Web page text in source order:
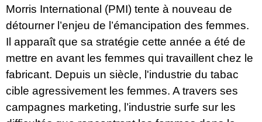
Morris International (PMI) tente à nouveau de
détourner l’enjeu de l’émancipation des femmes.
Il apparaît que sa stratégie cette année a été de
mettre en avant les femmes qui travaillent chez le
fabricant. Depuis un siècle, l'industrie du tabac
cible agressivement les femmes. A travers ses
campagnes marketing, l’industrie surfe sur les